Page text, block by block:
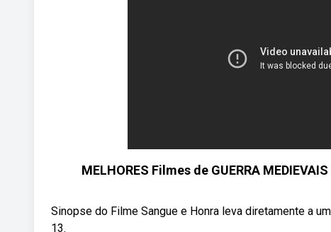
MELHORES Filmes de GUERRA
Sinopse do Filme Sangue e Honra leva diretamente a
13.